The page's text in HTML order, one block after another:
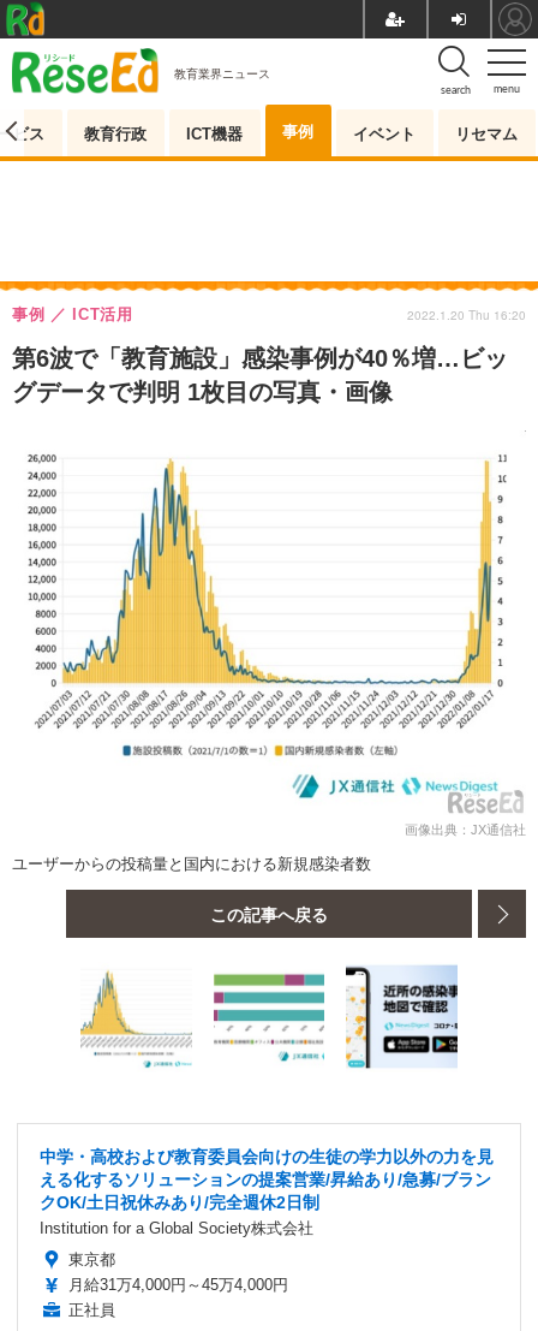
menu
search
教育業界ニュース
ビス 教育行政 ICT機器 事例 イベント リセマム
第6波で「教育施設」感染事例が40％増…ビッ
グデータで判明 1枚目の写真・画像
事例 ICT活用 2022.1.20 Thu 16:20
画像出典：JX通信社
ユーザーからの投稿量と国内における新規感染者数
この記事へ戻る
中学・高校および教育委員会向けの生徒の学力以外の力を見
える化するソリューションの提案営業/昇給あり/急募/ブラン
クOK/土日祝休みあり/完全週休2日制
Institution for a Global Society株式会社
東京都
月給31万4,000円～45万4,000円
正社員